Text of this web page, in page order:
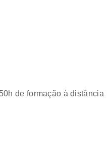
de formação à distância